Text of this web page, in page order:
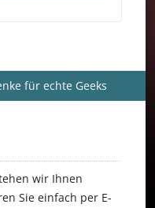
für echte Geeks
wir Ihnen
Sie einfach per E-